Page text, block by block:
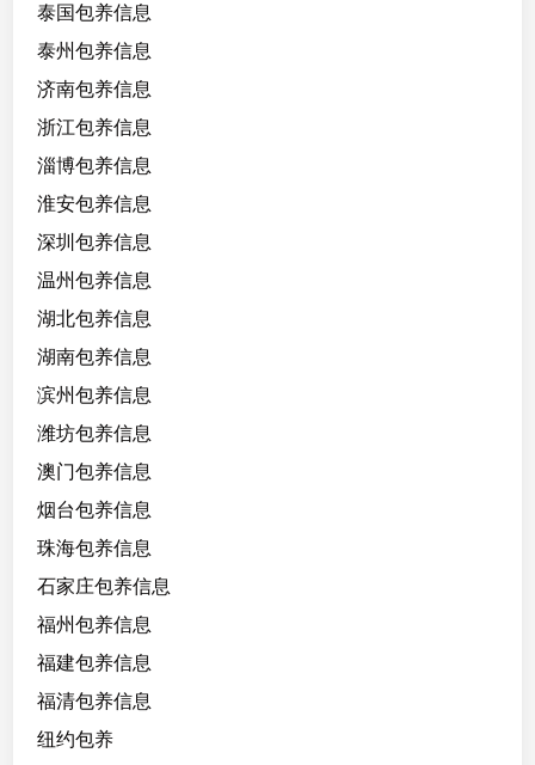
泰国包养信息
泰州包养信息
济南包养信息
浙江包养信息
淄博包养信息
淮安包养信息
深圳包养信息
温州包养信息
湖北包养信息
湖南包养信息
滨州包养信息
潍坊包养信息
澳门包养信息
烟台包养信息
珠海包养信息
石家庄包养信息
福州包养信息
福建包养信息
福清包养信息
纽约包养